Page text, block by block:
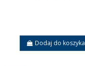
Dodaj do koszyka